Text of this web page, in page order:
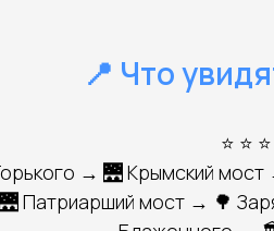
📍 Что
⭐ ⭐
→ 🌉 Крымский
Патриарший мост → 🌳